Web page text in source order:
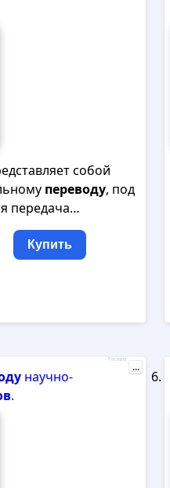
собой
переводу, под
передача…
Купить
научно-
.
Реклама
...